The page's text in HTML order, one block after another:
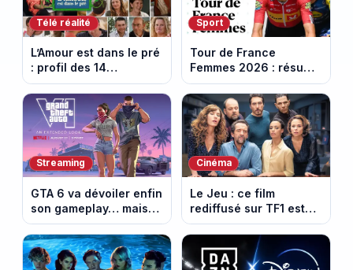
Télé réalité
L’Amour est dans le pré
: profil des 14
agriculteurs, speed
dating inédit et de
nouvelles histoires
d’amour
Sport
Tour de France
Femmes 2026 : résumé
vidéo de la 6e étape
entre Montbrison et
Tournon-sur-Rhône
Streaming
GTA 6 va dévoiler enfin
son gameplay… mais
d’abord sur Netflix
Cinéma
Le Jeu : ce film
rediffusé sur TF1 est
adapté d’un succès
italien devenu un
phénomène mondial